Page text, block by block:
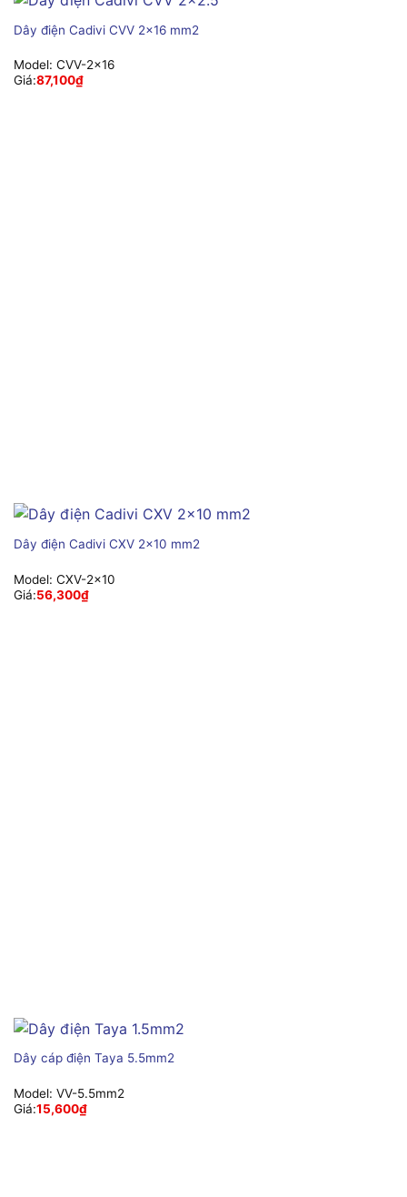
Dây điện Cadivi CVV 2×16 mm2
Model: CVV-2×16
Giá:87,100₫
Dây điện Cadivi CXV 2×10 mm2
Model: CXV-2×10
Giá:56,300₫
Dây cáp điện Taya 5.5mm2
Model: VV-5.5mm2
Giá:15,600₫